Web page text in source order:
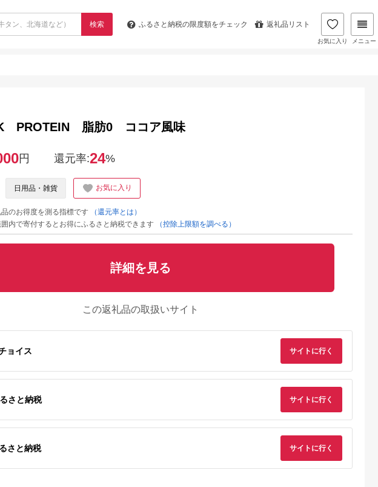
検索 ふるさと納税の限度額をチェック 返礼品リスト
お気に入り メニュー
PROTEIN 脂肪0 ココア風味
円 還元率:24%
日用品・雑貨 お気に入り
のお得度を測る指標です
（還元率とは）
内で寄付するとお得にふるさと納税できます
（控除上限額を調べる）
詳細を見る
この返礼品の取扱いサイト
ョイス サイトに行く
さと納税 サイトに行く
さと納税 サイトに行く